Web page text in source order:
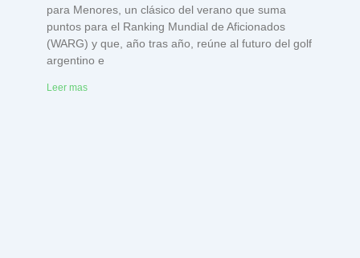
para Menores, un clásico del verano que suma
puntos para el Ranking Mundial de Aficionados
(WARG) y que, año tras año, reúne al futuro del golf
argentino e
Leer mas